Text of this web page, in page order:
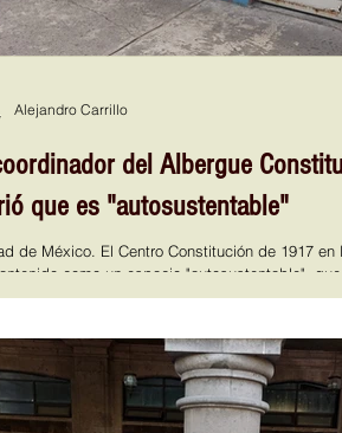
del Albergue
que es "autosustentable"
de México. El Centro Constitución de 1917 en
como un espacio "autosustentable", que
de México. Jesús es el coordinador de este
tras el endurecimiento de las políticas
durante la administración del presidente
migrantes optaron por regresar
Alejandro Carrillo